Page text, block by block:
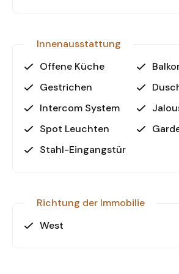
Verkehrswege und städtischer
• Moderne Ausstattung:
• Nähe zum Meer: Nur wenige
Strand und den wichtigen
• Investitionspotenzial: Perfekt für
persönliche Nutzung oder als
Informationen zu erhalten und einen
Besichtigungstermin zu vereinbaren!
Innenausstattung
Offene Küche
Gestrichen
Intercom System
Spot Leuchten
Stahl-Eingangstür
Richtung der Immobilie
West